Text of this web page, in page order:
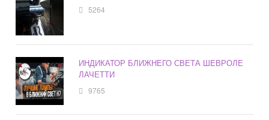
5264
ИНДИКАТОР БЛИЖНЕГО СВЕТА ШЕВРОЛЕ
ЛАЧЕТТИ
9765